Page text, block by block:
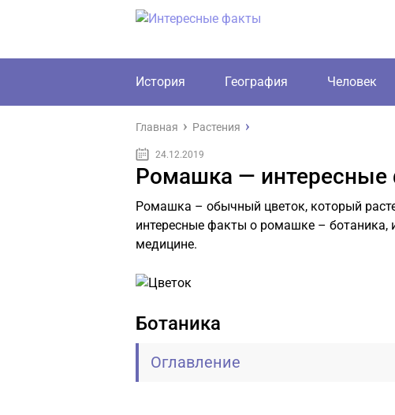
История География Человек
Главная Растения
24.12.2019
Ромашка — интересные
Ромашка – обычный цветок, который
интересные факты о ромашке – ботаника,
медицине.
Ботаника
Оглавление